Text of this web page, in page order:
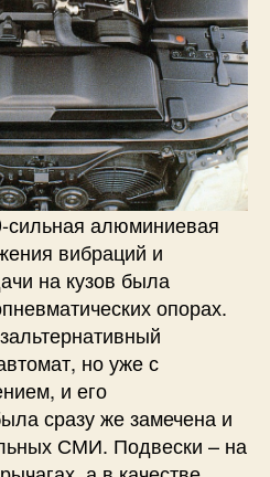
сильная алюминиевая
вибраций и
на кузов была
опорах.
но уже с
и его
сразу же замечена и
СМИ. Подвески – на